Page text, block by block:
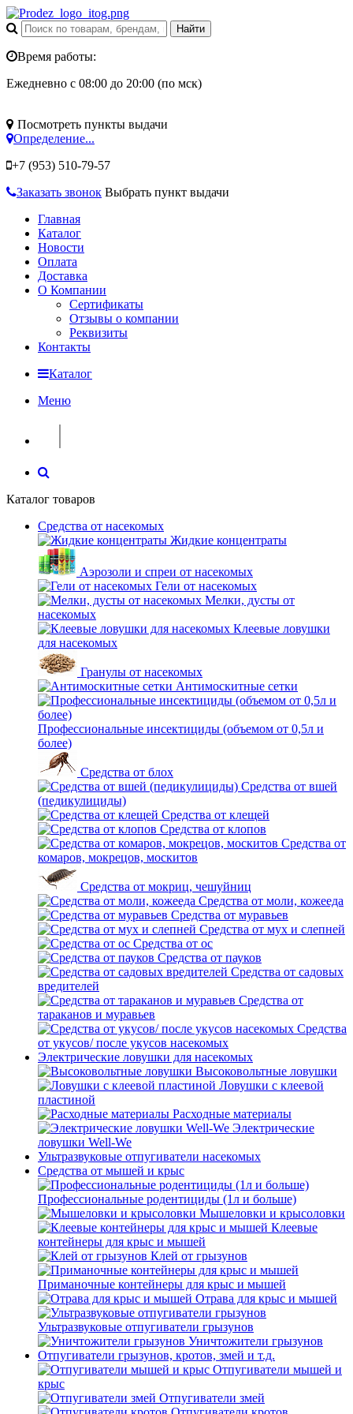
Время работы:
Ежедневно с 08:00 до 20:00 (по мск)
Посмотреть пункты выдачи
Определение...
+7 (953) 510-79-57
Заказать звонок Выбрать пункт выдачи
Главная
Каталог
Новости
Оплата
Доставка
О Компании
Сертификаты
Отзывы о компании
Реквизиты
Контакты
Каталог
Меню
Каталог товаров
Средства от насекомых
Жидкие концентраты
Аэрозоли и спреи от насекомых
Гели от насекомых
Мелки, дусты от
насекомых
Клеевые ловушки
для насекомых
Гранулы от насекомых
Антимоскитные сетки
Профессиональные инсектициды (объемом от 0,5л и
более)
Средства от блох
Средства от вшей
(педикулициды)
Средства от клещей
Средства от клопов
Средства от
комаров, мокрецов, москитов
Средства от мокриц, чешуйниц
Средства от моли, кожееда
Средства от муравьев
Средства от мух и слепней
Средства от ос
Средства от пауков
Средства от садовых
вредителей
Средства от
тараканов и муравьев
Средства
от укусов/ после укусов насекомых
Электрические ловушки для насекомых
Высоковольтные ловушки
Ловушки с клеевой
пластиной
Расходные материалы
Электрические
ловушки Well-We
Ультразвуковые отпугиватели насекомых
Средства от мышей и крыс
Профессиональные родентициды (1л и больше)
Мышеловки и крысоловки
Клеевые
контейнеры для крыс и мышей
Клей от грызунов
Приманочные контейнеры для крыс и мышей
Отрава для крыс и мышей
Ультразвуковые отпугиватели грызунов
Уничтожители грызунов
Отпугиватели грызунов, кротов, змей и т.д.
Отпугиватели мышей и
крыс
Отпугиватели змей